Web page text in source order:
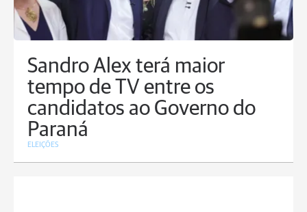
Sandro Alex terá maior
tempo de TV entre os
candidatos ao Governo do
Paraná
ELEIÇÕES